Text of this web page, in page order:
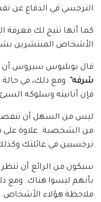
النرجسي في الدفاع عن
كما أنها تتيح لك معرفة
الأشخاص المنتشرين
قال بوبليوس سيروس أن
شرفه“. ومع ذلك، في
فإن أنانيته وسلوكه
ليس من السهل أن تنفصل
من الشخصية. علاوة على
نرجسيين في عائلتك
سيكون من الرائع أن تنظر
بأنهم ليسوا هناك. ومع
ملاحظة هؤلاء الأشخاص.